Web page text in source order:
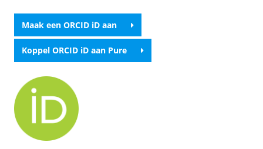
Maak een ORCID iD aan
Koppel ORCID iD aan Pure